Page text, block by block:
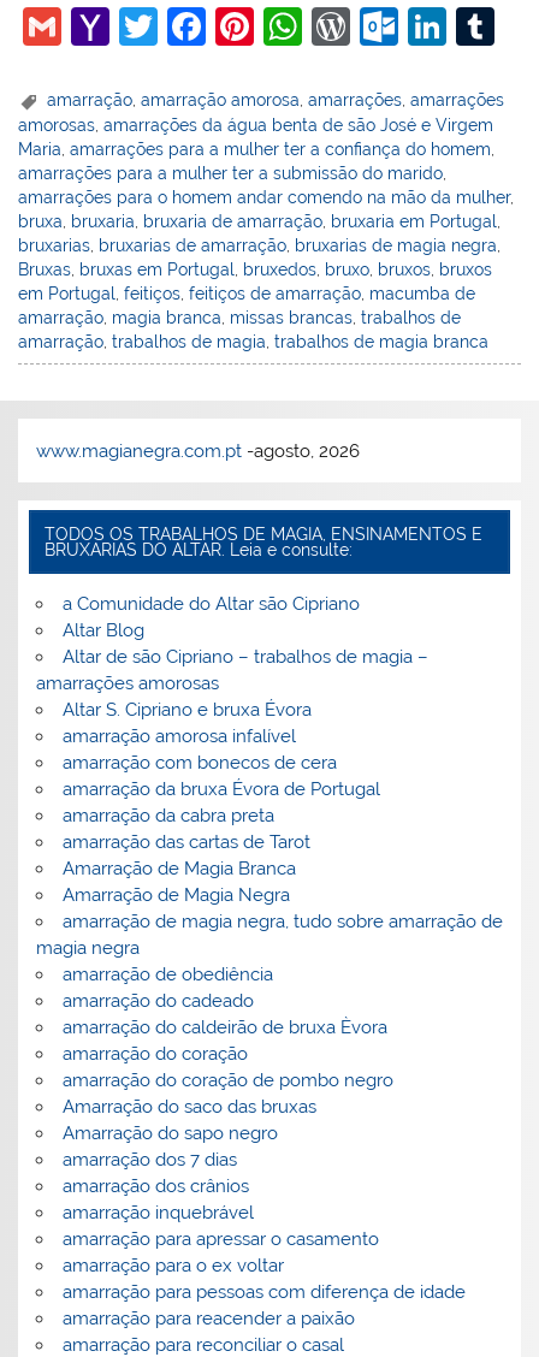
G
ai
l
Y
h
o
o
M
ai
l
T
itt
er
F
c
e
b
o
o
k
Pi
er
e
st
W
at
s
A
p
p
W
d
Pr
e
ss
O
lo
o
k.
c
o
m
Li
k
e
n
m
amarração ,amarração amorosa ,amarrações ,amarrações
amorosas ,amarrações da água benta de são José e Virgem
Maria ,amarrações para a mulher ter a confiança do homem
amarrações para a mulher ter a submissão do marido
amarrações para o homem andar comendo na mão da mulher,
bruxa
bruxaria bruxaria de amarração bruxaria em Portugal
bruxarias bruxarias de amarração bruxarias de magia negra
Bruxas bruxas em Portugal bruxedos bruxo bruxos bruxos
em Portugal ,feitiços ,feitiços de amarração macumba de
amarração magia branca missas brancas ,trabalhos de
amarração ,trabalhos de magia ,trabalhos de magia branca
www.magianegra.com.pt -agosto, 2026
TODOS OS TRABALHOS DE MAGIA, ENSINAMENTOS E
BRUXARIAS DO ALTAR. Leia e consulte:
a Comunidade do Altar são Cipriano
Altar Blog
Altar de são Cipriano – trabalhos de magia –
amarrações amorosas
Altar S. Cipriano e bruxa Évora
amarração amorosa infalível
amarração com bonecos de cera
amarração da bruxa Évora de Portugal
amarração da cabra preta
amarração das cartas de Tarot
Amarração de Magia Branca
Amarração de Magia Negra
amarração de magia negra, tudo sobre amarração de
magia negra
amarração de obediência
amarração do cadeado
amarração do caldeirão de bruxa Èvora
amarração do coração
amarração do coração de pombo negro
Amarração do saco das bruxas
Amarração do sapo negro
amarração dos 7 dias
amarração dos crânios
amarração inquebrável
amarração para apressar o casamento
amarração para o ex voltar
amarração para pessoas com diferença de idade
amarração para reacender a paixão
amarração para reconciliar o casal